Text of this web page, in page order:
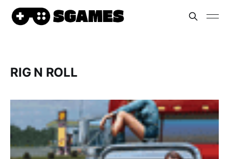
RIG N ROLL